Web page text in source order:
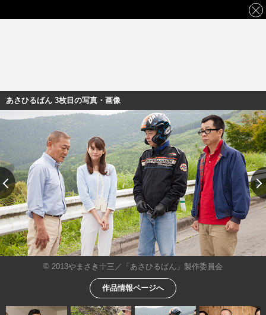
あさひるばん 3枚目の写真・画像
© 2013やまさき十三／「あさひるばん」製作委員会
作品情報ページへ